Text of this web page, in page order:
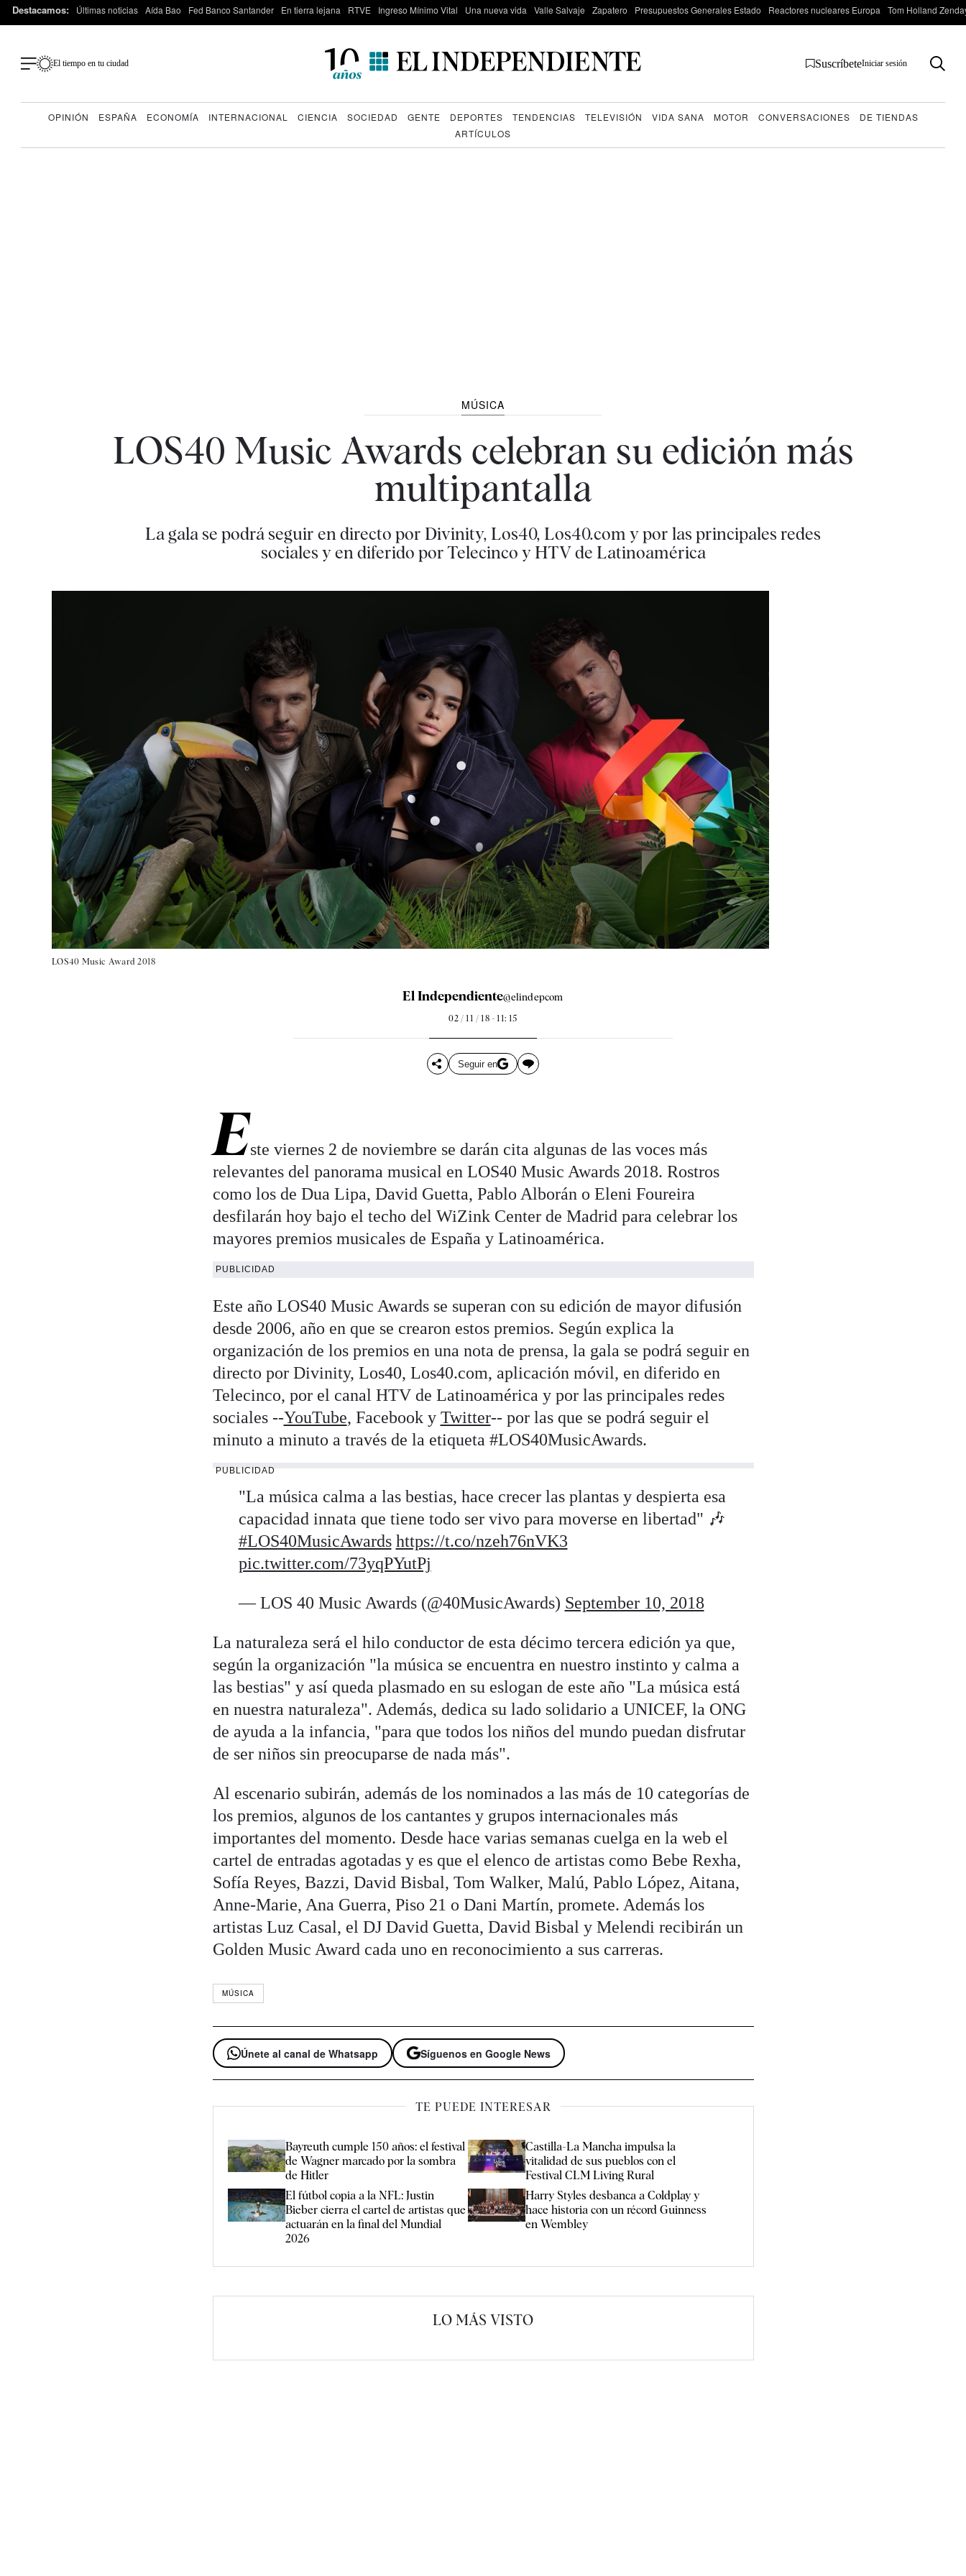
Destacamos: Últimas noticias Aída Bao Fed Banco Santander En tierra lejana RTVE Ingreso Mínimo Vital Una nueva vida Valle Salvaje Zapatero Presupuestos Generales Estado Reactores nucleares Europa Tom Holland
El tiempo en tu ciudad SuscríbeteIniciar sesión
OPINIÓN ESPAÑA ECONOMÍA INTERNACIONAL CIENCIA SOCIEDAD GENTE DEPORTES TENDENCIAS TELEVISIÓN VIDA SANA MOTOR CONVERSACIONES
DE TIENDAS
ARTÍCULOS
MÚSICA
LOS40 Music Awards celebran su edición más
multipantalla
La gala se podrá seguir en directo por Divinity, Los40, Los40.com y por las principales redes
sociales y en diferido por Telecinco y HTV de Latinoamérica
LOS40 Music Award 2018
El Independiente@elindepcom
02 / 11 / 18 - 11: 15
Seguir en
Este viernes 2 de noviembre se darán cita algunas de las voces más
relevantes del panorama musical en LOS40 Music Awards 2018. Rostros
como los de Dua Lipa, David Guetta, Pablo Alborán o Eleni Foureira
desfilarán hoy bajo el techo del WiZink Center de Madrid para celebrar los
mayores premios musicales de España y Latinoamérica.
PUBLICIDAD
Este año LOS40 Music Awards se superan con su edición de mayor difusión
desde 2006, año en que se crearon estos premios. Según explica la
organización de los premios en una nota de prensa, la gala se podrá seguir en
directo por Divinity, Los40, Los40.com, aplicación móvil, en diferido en
Telecinco, por el canal HTV de Latinoamérica y por las principales redes
sociales --YouTube, Facebook y Twitter-- por las que se podrá seguir el
minuto a minuto a través de la etiqueta #LOS40MusicAwards.
PUBLICIDAD
"La música calma a las bestias, hace crecer las plantas y despierta esa
capacidad innata que tiene todo ser vivo para moverse en libertad" 🎶
#LOS40MusicAwards https://t.co/nzeh76nVK3
pic.twitter.com/73yqPYutPj
— LOS 40 Music Awards (@40MusicAwards) September 10, 2018
La naturaleza será el hilo conductor de esta décimo tercera edición ya que,
según la organización "la música se encuentra en nuestro instinto y calma a
las bestias" y así queda plasmado en su eslogan de este año "La música está
en nuestra naturaleza". Además, dedica su lado solidario a UNICEF, la ONG
de ayuda a la infancia, "para que todos los niños del mundo puedan disfrutar
de ser niños sin preocuparse de nada más".
Al escenario subirán, además de los nominados a las más de 10 categorías de
los premios, algunos de los cantantes y grupos internacionales más
importantes del momento. Desde hace varias semanas cuelga en la web el
cartel de entradas agotadas y es que el elenco de artistas como Bebe Rexha,
Sofía Reyes, Bazzi, David Bisbal, Tom Walker, Malú, Pablo López, Aitana,
Anne-Marie, Ana Guerra, Piso 21 o Dani Martín, promete. Además los
artistas Luz Casal, el DJ David Guetta, David Bisbal y Melendi recibirán un
Golden Music Award cada uno en reconocimiento a sus carreras.
MÚSICA
Únete al canal de Whatsapp Síguenos en Google News
TE PUEDE INTERESAR
Bayreuth cumple 150 años: el festival
de Wagner marcado por la sombra
de Hitler
Castilla-La Mancha impulsa la
vitalidad de sus pueblos con el
Festival CLM Living Rural
El fútbol copia a la NFL: Justin
Bieber cierra el cartel de artistas que
actuarán en la final del Mundial
2026
Harry Styles desbanca a Coldplay y
hace historia con un récord Guinness
en Wembley
LO MÁS VISTO